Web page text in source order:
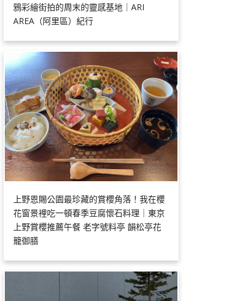
鴉彩繪街拍的周末的靈感基地｜ARI
AREA（阿里區）紀行
上野恩賜公園最珍藏的賞櫻角落！我在櫻
花窗景裡吃一頓春季豆腐懷石料理｜東京
上野賞櫻推薦午餐 老字號料亭 韻松亭花
籠御膳